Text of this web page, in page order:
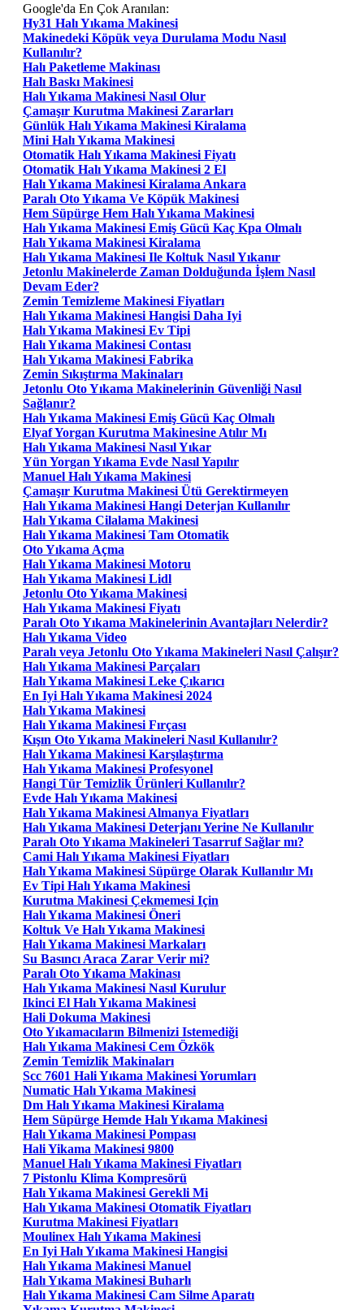
Google'da En Çok Aranılan:
Hy31 Halı Yıkama Makinesi
Makinedeki Köpük veya Durulama Modu Nasıl
Kullanılır?
Halı Paketleme Makinası
Halı Baskı Makinesi
Halı Yıkama Makinesi Nasıl Olur
Çamaşır Kurutma Makinesi Zararları
Günlük Halı Yıkama Makinesi Kiralama
Mini Halı Yıkama Makinesi
Otomatik Halı Yıkama Makinesi Fiyatı
Otomatik Halı Yıkama Makinesi 2 El
Halı Yıkama Makinesi Kiralama Ankara
Paralı Oto Yıkama Ve Köpük Makinesi
Hem Süpürge Hem Halı Yıkama Makinesi
Halı Yıkama Makinesi Emiş Gücü Kaç Kpa Olmalı
Halı Yıkama Makinesi Kiralama
Halı Yıkama Makinesi Ile Koltuk Nasıl Yıkanır
Jetonlu Makinelerde Zaman Dolduğunda İşlem Nasıl
Devam Eder?
Zemin Temizleme Makinesi Fiyatları
Halı Yıkama Makinesi Hangisi Daha Iyi
Halı Yıkama Makinesi Ev Tipi
Halı Yıkama Makinesi Contası
Halı Yıkama Makinesi Fabrika
Zemin Sıkıştırma Makinaları
Jetonlu Oto Yıkama Makinelerinin Güvenliği Nasıl
Sağlanır?
Halı Yıkama Makinesi Emiş Gücü Kaç Olmalı
Elyaf Yorgan Kurutma Makinesine Atılır Mı
Halı Yıkama Makinesi Nasıl Yıkar
Yün Yorgan Yıkama Evde Nasıl Yapılır
Manuel Halı Yıkama Makinesi
Çamaşır Kurutma Makinesi Ütü Gerektirmeyen
Halı Yıkama Makinesi Hangi Deterjan Kullanılır
Halı Yıkama Cilalama Makinesi
Halı Yıkama Makinesi Tam Otomatik
Oto Yıkama Açma
Halı Yıkama Makinesi Motoru
Halı Yıkama Makinesi Lidl
Jetonlu Oto Yıkama Makinesi
Halı Yıkama Makinesi Fiyatı
Paralı Oto Yıkama Makinelerinin Avantajları Nelerdir?
Halı Yıkama Video
Paralı veya Jetonlu Oto Yıkama Makineleri Nasıl Çalışır?
Halı Yıkama Makinesi Parçaları
Halı Yıkama Makinesi Leke Çıkarıcı
En Iyi Halı Yıkama Makinesi 2024
Halı Yıkama Makinesi
Halı Yıkama Makinesi Fırçası
Kışın Oto Yıkama Makineleri Nasıl Kullanılır?
Halı Yıkama Makinesi Karşılaştırma
Halı Yıkama Makinesi Profesyonel
Hangi Tür Temizlik Ürünleri Kullanılır?
Evde Halı Yıkama Makinesi
Halı Yıkama Makinesi Almanya Fiyatları
Halı Yıkama Makinesi Deterjanı Yerine Ne Kullanılır
Paralı Oto Yıkama Makineleri Tasarruf Sağlar mı?
Cami Halı Yıkama Makinesi Fiyatları
Halı Yıkama Makinesi Süpürge Olarak Kullanılır Mı
Ev Tipi Halı Yıkama Makinesi
Kurutma Makinesi Çekmemesi Için
Halı Yıkama Makinesi Öneri
Koltuk Ve Halı Yıkama Makinesi
Halı Yıkama Makinesi Markaları
Su Basıncı Araca Zarar Verir mi?
Paralı Oto Yıkama Makinası
Halı Yıkama Makinesi Nasıl Kurulur
Ikinci El Halı Yıkama Makinesi
Hali Dokuma Makinesi
Oto Yıkamacıların Bilmenizi Istemediği
Halı Yıkama Makinesi Cem Özkök
Zemin Temizlik Makinaları
Scc 7601 Hali Yıkama Makinesi Yorumları
Numatic Halı Yıkama Makinesi
Dm Halı Yıkama Makinesi Kiralama
Hem Süpürge Hemde Halı Yıkama Makinesi
Halı Yıkama Makinesi Pompası
Hali Yikama Makinesi 9800
Manuel Halı Yıkama Makinesi Fiyatları
7 Pistonlu Klima Kompresörü
Halı Yıkama Makinesi Gerekli Mi
Halı Yıkama Makinesi Otomatik Fiyatları
Kurutma Makinesi Fiyatları
Moulinex Halı Yıkama Makinesi
En Iyi Halı Yıkama Makinesi Hangisi
Halı Yıkama Makinesi Manuel
Halı Yıkama Makinesi Buharlı
Halı Yıkama Makinesi Cam Silme Aparatı